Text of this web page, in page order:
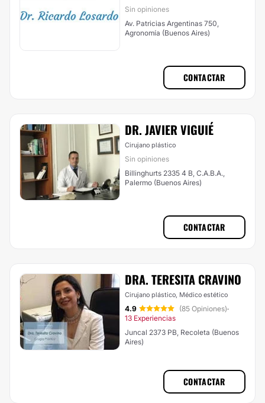
Sin opiniones
Av. Patricias Argentinas 750,
Agronomía (Buenos Aires)
CONTACTAR
DR. JAVIER VIGUIÉ
Cirujano plástico
Sin opiniones
Billinghurts 2335 4 B, C.A.B.A.,
Palermo (Buenos Aires)
CONTACTAR
DRA. TERESITA CRAVINO
Cirujano plástico, Médico estético
4.9 (85 Opiniones)·
13 Experiencias
Juncal 2373 PB, Recoleta (Buenos
Aires)
CONTACTAR